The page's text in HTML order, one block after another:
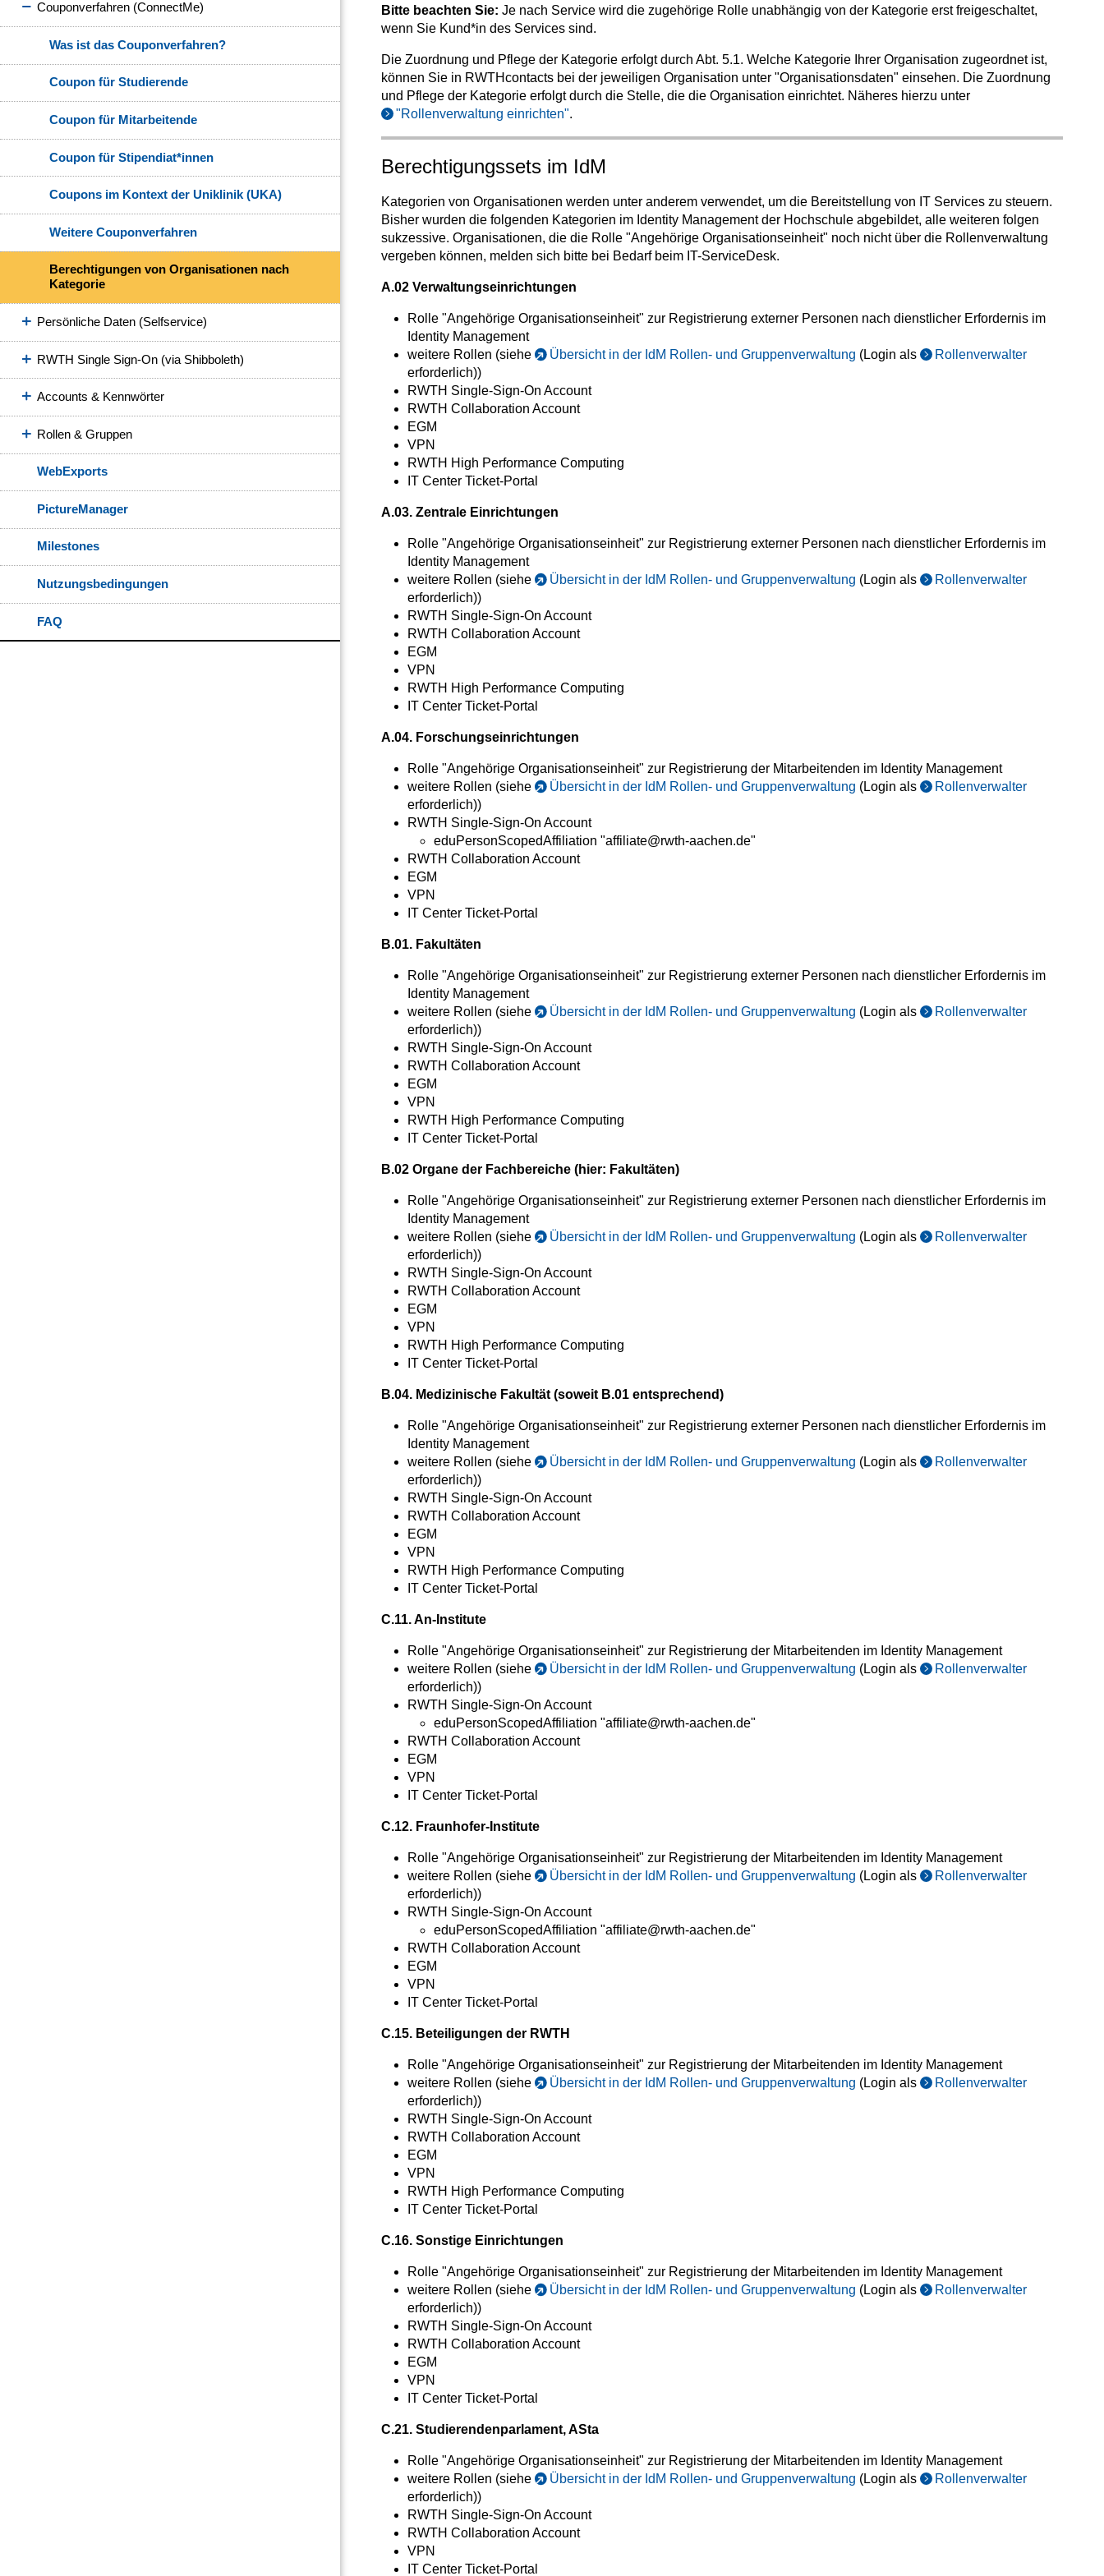
Couponverfahren (ConnectMe)
Was ist das Couponverfahren?
Coupon für Studierende
Coupon für Mitarbeitende
Coupon für Stipendiat*innen
Coupons im Kontext der Uniklinik (UKA)
Weitere Couponverfahren
Berechtigungen von Organisationen nach
Kategorie
Persönliche Daten (Selfservice)
RWTH Single Sign-On (via Shibboleth)
Accounts & Kennwörter
Rollen & Gruppen
WebExports
PictureManager
Milestones
Nutzungsbedingungen
FAQ
Bitte beachten Sie: Je nach Service wird die zugehörige Rolle unabhängig von der Kategorie erst freigeschaltet,
wenn Sie Kund*in des Services sind.
Die Zuordnung und Pflege der Kategorie erfolgt durch Abt. 5.1. Welche Kategorie Ihrer Organisation zugeordnet ist,
können Sie in RWTHcontacts bei der jeweiligen Organisation unter "Organisationsdaten" einsehen. Die Zuordnung
und Pflege der Kategorie erfolgt durch die Stelle, die die Organisation einrichtet. Näheres hierzu unter
"Rollenverwaltung einrichten".
Berechtigungssets im IdM
Kategorien von Organisationen werden unter anderem verwendet, um die Bereitstellung von IT Services zu steuern.
Bisher wurden die folgenden Kategorien im Identity Management der Hochschule abgebildet, alle weiteren folgen
sukzessive. Organisationen, die die Rolle "Angehörige Organisationseinheit" noch nicht über die Rollenverwaltung
vergeben können, melden sich bitte bei Bedarf beim IT-ServiceDesk.
A.02 Verwaltungseinrichtungen
Rolle "Angehörige Organisationseinheit" zur Registrierung externer Personen nach dienstlicher Erfordernis im
Identity Management
weitere Rollen (siehe
Übersicht in der IdM Rollen- und Gruppenverwaltung (Login als
Rollenverwalter
erforderlich))
RWTH Single-Sign-On Account
RWTH Collaboration Account
EGM
VPN
RWTH High Performance Computing
IT Center Ticket-Portal
A.03. Zentrale Einrichtungen
Rolle "Angehörige Organisationseinheit" zur Registrierung externer Personen nach dienstlicher Erfordernis im
Identity Management
weitere Rollen (siehe
Übersicht in der IdM Rollen- und Gruppenverwaltung (Login als
Rollenverwalter
erforderlich))
RWTH Single-Sign-On Account
RWTH Collaboration Account
EGM
VPN
RWTH High Performance Computing
IT Center Ticket-Portal
A.04. Forschungseinrichtungen
Rolle "Angehörige Organisationseinheit" zur Registrierung der Mitarbeitenden im Identity Management
weitere Rollen (siehe
Übersicht in der IdM Rollen- und Gruppenverwaltung (Login als
Rollenverwalter
erforderlich))
RWTH Single-Sign-On Account
eduPersonScopedAffiliation "affiliate@rwth-aachen.de"
RWTH Collaboration Account
EGM
VPN
IT Center Ticket-Portal
B.01. Fakultäten
Rolle "Angehörige Organisationseinheit" zur Registrierung externer Personen nach dienstlicher Erfordernis im
Identity Management
weitere Rollen (siehe
Übersicht in der IdM Rollen- und Gruppenverwaltung (Login als
Rollenverwalter
erforderlich))
RWTH Single-Sign-On Account
RWTH Collaboration Account
EGM
VPN
RWTH High Performance Computing
IT Center Ticket-Portal
B.02 Organe der Fachbereiche (hier: Fakultäten)
Rolle "Angehörige Organisationseinheit" zur Registrierung externer Personen nach dienstlicher Erfordernis im
Identity Management
weitere Rollen (siehe
Übersicht in der IdM Rollen- und Gruppenverwaltung (Login als
Rollenverwalter
erforderlich))
RWTH Single-Sign-On Account
RWTH Collaboration Account
EGM
VPN
RWTH High Performance Computing
IT Center Ticket-Portal
B.04. Medizinische Fakultät (soweit B.01 entsprechend)
Rolle "Angehörige Organisationseinheit" zur Registrierung externer Personen nach dienstlicher Erfordernis im
Identity Management
weitere Rollen (siehe
Übersicht in der IdM Rollen- und Gruppenverwaltung (Login als
Rollenverwalter
erforderlich))
RWTH Single-Sign-On Account
RWTH Collaboration Account
EGM
VPN
RWTH High Performance Computing
IT Center Ticket-Portal
C.11. An-Institute
Rolle "Angehörige Organisationseinheit" zur Registrierung der Mitarbeitenden im Identity Management
weitere Rollen (siehe
Übersicht in der IdM Rollen- und Gruppenverwaltung (Login als
Rollenverwalter
erforderlich))
RWTH Single-Sign-On Account
eduPersonScopedAffiliation "affiliate@rwth-aachen.de"
RWTH Collaboration Account
EGM
VPN
IT Center Ticket-Portal
C.12. Fraunhofer-Institute
Rolle "Angehörige Organisationseinheit" zur Registrierung der Mitarbeitenden im Identity Management
weitere Rollen (siehe
Übersicht in der IdM Rollen- und Gruppenverwaltung (Login als
Rollenverwalter
erforderlich))
RWTH Single-Sign-On Account
eduPersonScopedAffiliation "affiliate@rwth-aachen.de"
RWTH Collaboration Account
EGM
VPN
IT Center Ticket-Portal
C.15. Beteiligungen der RWTH
Rolle "Angehörige Organisationseinheit" zur Registrierung der Mitarbeitenden im Identity Management
weitere Rollen (siehe
Übersicht in der IdM Rollen- und Gruppenverwaltung (Login als
Rollenverwalter
erforderlich))
RWTH Single-Sign-On Account
RWTH Collaboration Account
EGM
VPN
RWTH High Performance Computing
IT Center Ticket-Portal
C.16. Sonstige Einrichtungen
Rolle "Angehörige Organisationseinheit" zur Registrierung der Mitarbeitenden im Identity Management
weitere Rollen (siehe
Übersicht in der IdM Rollen- und Gruppenverwaltung (Login als
Rollenverwalter
erforderlich))
RWTH Single-Sign-On Account
RWTH Collaboration Account
EGM
VPN
IT Center Ticket-Portal
C.21. Studierendenparlament, ASta
Rolle "Angehörige Organisationseinheit" zur Registrierung der Mitarbeitenden im Identity Management
weitere Rollen (siehe
Übersicht in der IdM Rollen- und Gruppenverwaltung (Login als
Rollenverwalter
erforderlich))
RWTH Single-Sign-On Account
RWTH Collaboration Account
VPN
IT Center Ticket-Portal